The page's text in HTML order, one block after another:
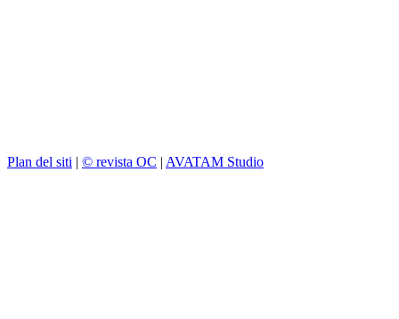
Plan del siti | © revista OC | AVATAM Studio